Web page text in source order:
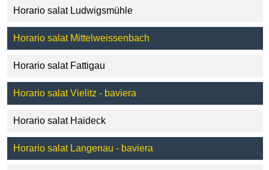
Horario salat Ludwigsmühle
Horario salat Mittelweissenbach
Horario salat Fattigau
Horario salat Vielitz - baviera
Horario salat Haideck
Horario salat Langenau - baviera